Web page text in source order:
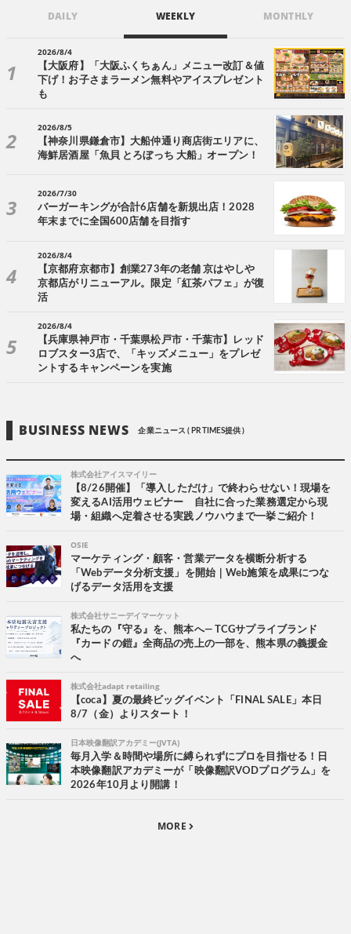
DAILY WEEKLY MONTHLY
2026/8/4
【大阪府】「大阪ふくちぁん」メニュー改訂＆値
下げ！お子さまラーメン無料やアイスプレゼント
も
2026/8/5
【神奈川県鎌倉市】大船仲通り商店街エリアに、
海鮮居酒屋「魚貝 とろぼっち 大船」オープン！
2026/7/30
バーガーキングが合計6店舗を新規出店！2028
年末までに全国600店舗を目指す
2026/8/4
【京都府京都市】創業273年の老舗 京はやしや
京都店がリニューアル。限定「紅茶パフェ」が復
活
2026/8/4
【兵庫県神戸市・千葉県松戸市・千葉市】レッド
ロブスター3店で、「キッズメニュー」をプレゼ
ントするキャンペーンを実施
BUSINESS NEWS 企業ニュース ( PR TIMES提供 )
株式会社アイスマイリー
【8/26開催】「導入しただけ」で終わらせない！現場を
変えるAI活用ウェビナー 自社に合った業務選定から現
場・組織へ定着させる実践ノウハウまで一挙ご紹介！
OSIE
マーケティング・顧客・営業データを横断分析する
「Webデータ分析支援」を開始｜Web施策を成果につな
げるデータ活用を支援
株式会社サニーデイマーケット
私たちの『守る』を、熊本へ― TCGサプライブランド
『カードの鎧』全商品の売上の一部を、熊本県の義援金
へ
株式会社adapt retailing
【coca】夏の最終ビッグイベント「FINAL SALE」本日
8/7（金）よりスタート！
日本映像翻訳アカデミー(JVTA)
毎月入学＆時間や場所に縛られずにプロを目指せる！日
本映像翻訳アカデミーが「映像翻訳VODプログラム」を
2026年10月より開講！
MORE